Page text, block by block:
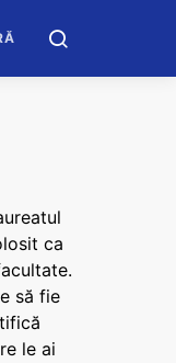
ca
să fie
le ai